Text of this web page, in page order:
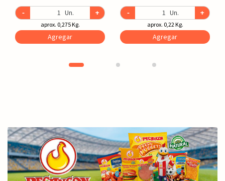
- Un. +
aprox. 0,275 Kg.
Agregar
- Un. +
aprox. 0,22 Kg.
Agregar